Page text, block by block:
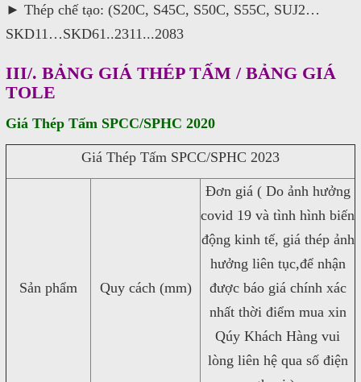
► Thép chế tạo: (S20C, S45C, S50C, S55C, SUJ2…
SKD11…SKD61..2311...2083
III/. BẢNG GIÁ THÉP TẤM / BẢNG GIÁ
TOLE
Giá Thép Tấm SPCC/SPHC 2020
Giá Thép Tấm SPCC/SPHC 2023
Sản phẩm Quy cách (mm)
Đơn giá ( Do ảnh hưởng
covid 19 và tình hình biến
động kinh tế, giá thép ảnh
hưởng liên tục,để nhận
được báo giá chính xác
nhất thời điểm mua xin
Qúy Khách Hàng vui
lòng liên hệ qua số điện